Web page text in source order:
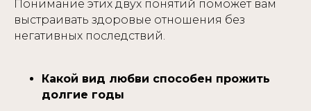
Понимание этих двух понятий поможет вам
выстраивать здоровые отношения без
негативных последствий.
Какой вид любви способен прожить
долгие годы